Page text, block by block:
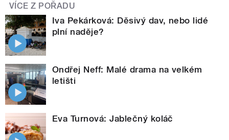
VÍCE Z POŘADU
Iva Pekárková: Děsivý dav, nebo lidé
plní naděje?
Ondřej Neff: Malé drama na velkém
letišti
Eva Turnová: Jablečný koláč